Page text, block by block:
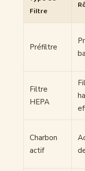
Filtre
Préfiltre
Filtre
HEPA
Charbon
actif